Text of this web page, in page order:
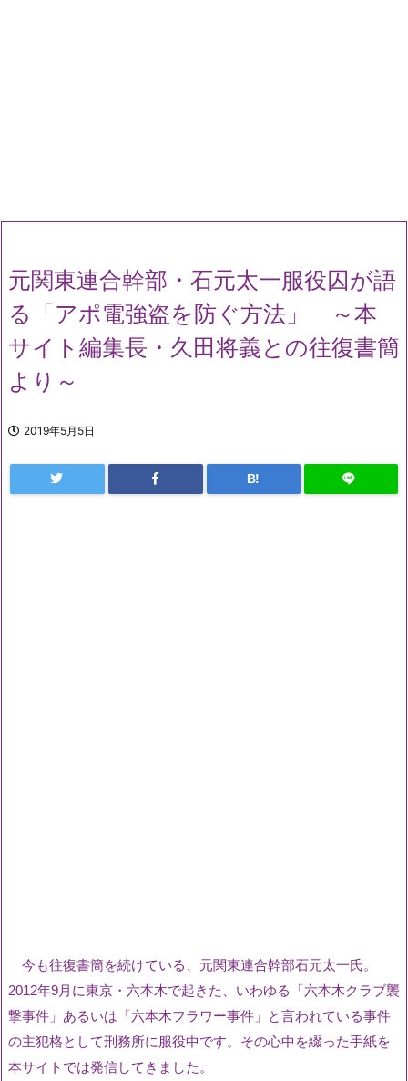
元関東連合幹部・石元太一服役囚が語
る「アポ電強盗を防ぐ方法」 ～本
サイト編集長・久田将義との往復書簡
より～
2019年5月5日
B!
今も往復書簡を続けている、元関東連合幹部石元太一氏。
2012年9月に東京・六本木で起きた、いわゆる「六本木クラブ襲
撃事件」あるいは「六本木フラワー事件」と言われている事件
の主犯格として刑務所に服役中です。その心中を綴った手紙を
本サイトでは発信してきました。